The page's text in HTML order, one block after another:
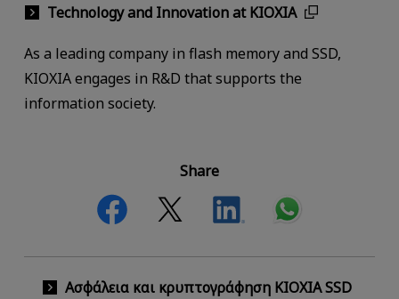
Technology and Innovation at KIOXIA
As a leading company in flash memory and SSD,
KIOXIA engages in R&D that supports the
information society.
Share
Ασφάλεια και κρυπτογράφηση KIOXIA SSD